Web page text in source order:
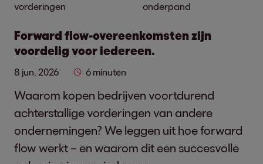
vorderingen
onderpand
Forward flow-overeenkomsten zijn
voordelig voor iedereen.
8 jun. 2026 6 minuten
Waarom kopen bedrijven voortdurend
achterstallige vorderingen van andere
ondernemingen? We leggen uit hoe forward
flow werkt – en waarom dit een succesvolle